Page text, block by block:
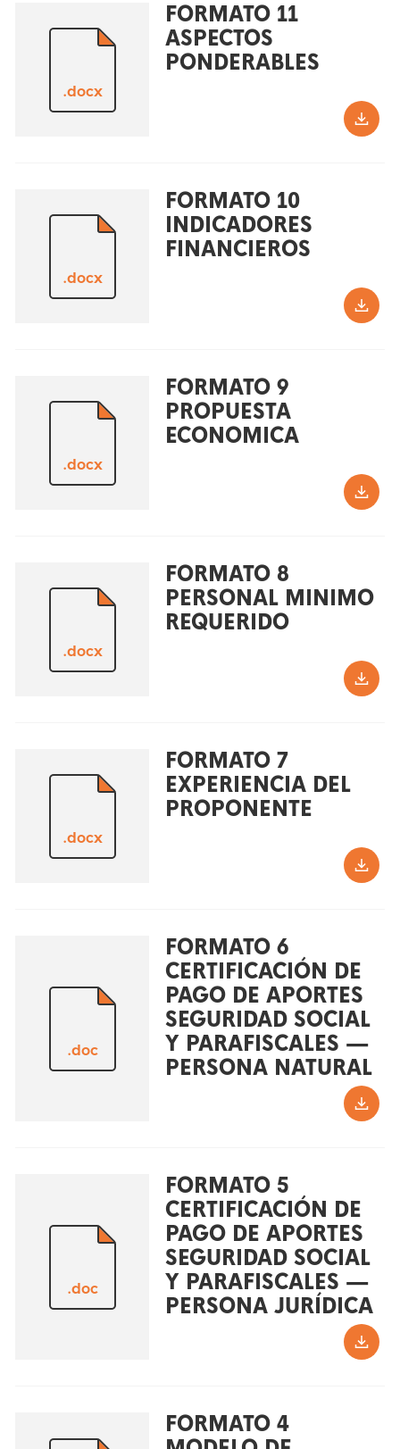
.docx
FORMATO 11
ASPECTOS
PONDERABLES
.docx
FORMATO 10
INDICADORES
FINANCIEROS
.docx
FORMATO 9
PROPUESTA
ECONOMICA
.docx
FORMATO 8
PERSONAL MINIMO
REQUERIDO
.docx
FORMATO 7
EXPERIENCIA DEL
PROPONENTE
.doc
FORMATO 6
CERTIFICACIÓN DE
PAGO DE APORTES
SEGURIDAD SOCIAL
Y PARAFISCALES —
PERSONA NATURAL
.doc
FORMATO 5
CERTIFICACIÓN DE
PAGO DE APORTES
SEGURIDAD SOCIAL
Y PARAFISCALES —
PERSONA JURÍDICA
FORMATO 4